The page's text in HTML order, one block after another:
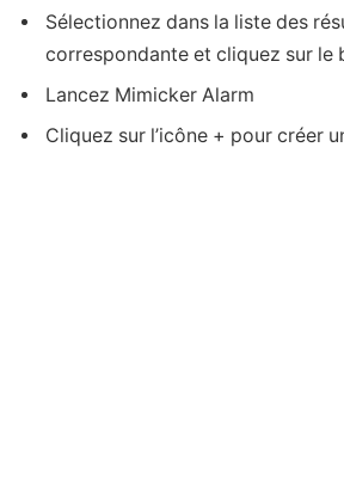
Sélectionnez dans la liste des
correspondante et cliquez sur le
Lancez Mimicker Alarm
Cliquez sur l’icône + pour créer